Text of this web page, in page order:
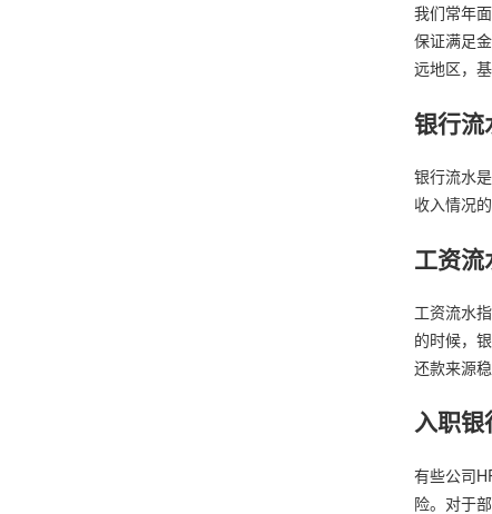
我们常年
保证满足
远地区，
银行流
银行流水
收入情况
工资
工资流水
的时候，
还款来源
入职
有些公司
险。对于